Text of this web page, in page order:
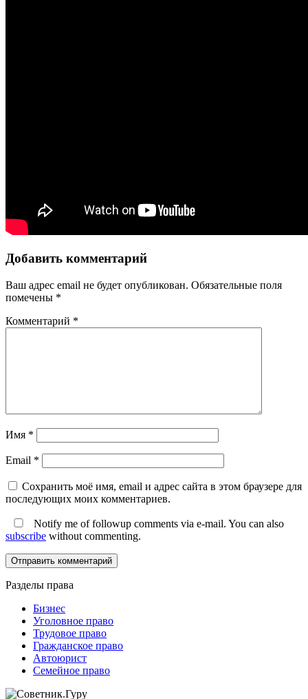
Добавить комментарий
Ваш адрес email не будет опубликован. Обязательные поля
помечены *
Комментарий *
Имя *
Email *
Сохранить моё имя, email и адрес сайта в этом браузере для
последующих моих комментариев.
Notify me of followup comments via e-mail. You can also
subscribe without commenting.
Разделы права
Бизнес
Уголовное право
Трудовое право
Гражданское право
Автоюрист
Семейное право